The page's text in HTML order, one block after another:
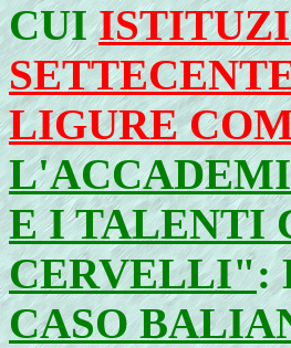
CUI
LIGURE
E I TALENTI
CERVELLI":
CASO